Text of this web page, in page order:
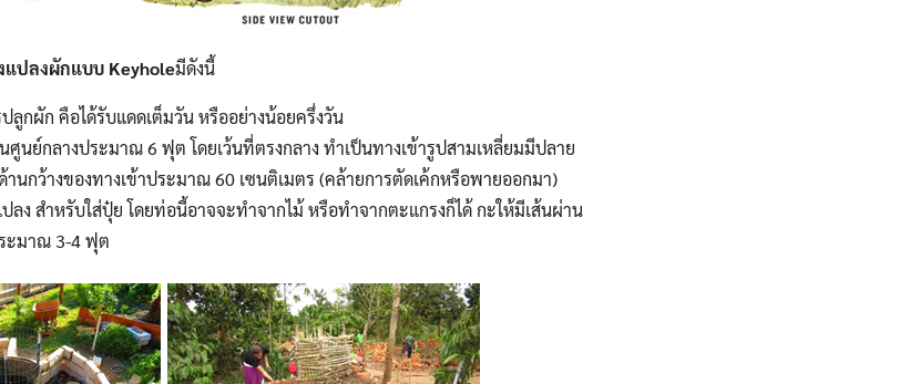
แปลงผักแบบ Keyholeมีดังนี้
กผัก คือได้รับแดดเต็มวัน หรืออย่างน้อยครึ่งวัน
ศูนย์กลางประมาณ 6 ฟุต โดยเว้นที่ตรงกลาง ทำเป็นทางเข้ารูปสามเหลี่ยมมีปลาย
นกว้างของทางเข้าประมาณ 60 เซนติเมตร (คล้ายการตัดเค้กหรือพายออกมา)
ลง สำหรับใส่ปุ๋ย โดยท่อนี้อาจจะทำจากไม้ หรือทำจากตะแกรงก็ได้ กะให้มีเส้นผ่าน
ะมาณ 3-4 ฟุต